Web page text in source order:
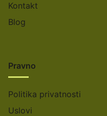
Kontakt
Blog
Pravno
Politika privatnosti
Uslovi